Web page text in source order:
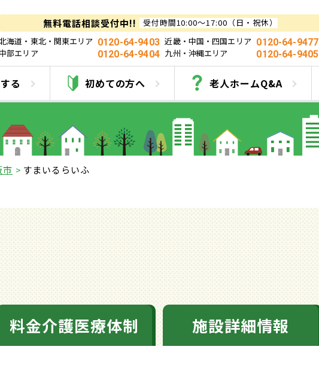
無料電話相談受付中!!
受付時間10:00～17:00（日・祝休）
海道・東北・関東エリア 0120-64-9403 近畿・中国・四国エリア 0120-64-9477
部エリア
0120-64-9404 九州・沖縄エリア 0120-64-9405
る 初めての方へ 老人ホームQ&A
すまいるらいふ
市 すまいるらいふ
料金介護医療体制 施設詳細情報